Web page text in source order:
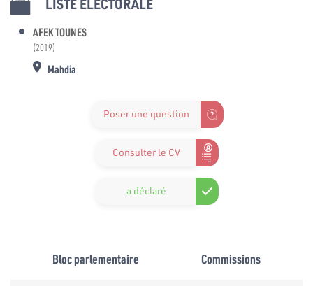
AFEK TOUNES
(2019)
Mahdia
Poser une question
Consulter le CV
a déclaré
Bloc parlementaire Commissions